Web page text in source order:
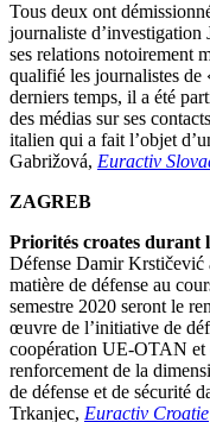
Tous deux ont
journaliste
ses relations notoirement
qualifié les journalistes de
derniers temps, il a été
des médias sur ses
italien qui a fait l’objet
Gabrižová, Euractiv
ZAGREB
Priorités croates durant
Défense Damir Krstičević
matière de défense au
semestre 2020 seront le
œuvre de l’initiative de
coopération UE-OTAN et
renforcement de la
de défense et de sécurité
Trkanjec, Euractiv Croatie